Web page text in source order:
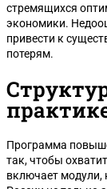
стремящихся
экономики.
привести к
потерям.
Программа
так, чтобы
включает модули,